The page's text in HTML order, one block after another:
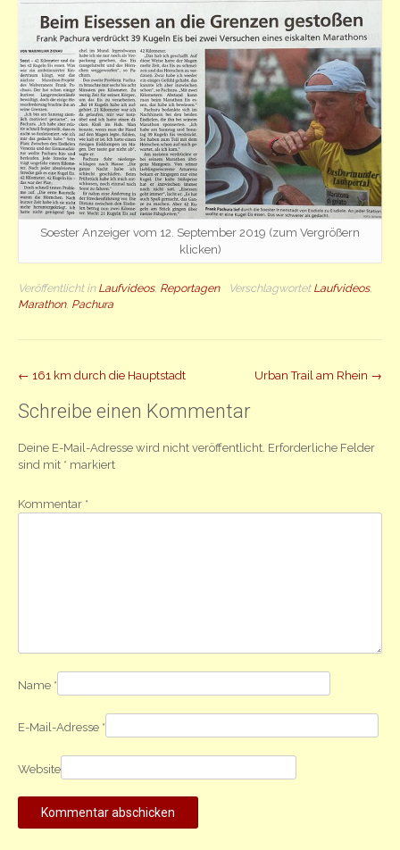
Soester Anzeiger vom 12. September 2019 (zum Vergrößern
klicken)
Veröffentlicht in Laufvideos, Reportagen Verschlagwortet Laufvideos,
Marathon, Pachura
Beitrag
Navigation
← 161 km durch die Hauptstadt Urban Trail am Rhein →
Schreibe einen Kommentar
Deine E-Mail-Adresse wird nicht veröffentlicht. Erforderliche Felder
sind mit * markiert
Kommentar *
Name *
E-Mail-Adresse *
Website